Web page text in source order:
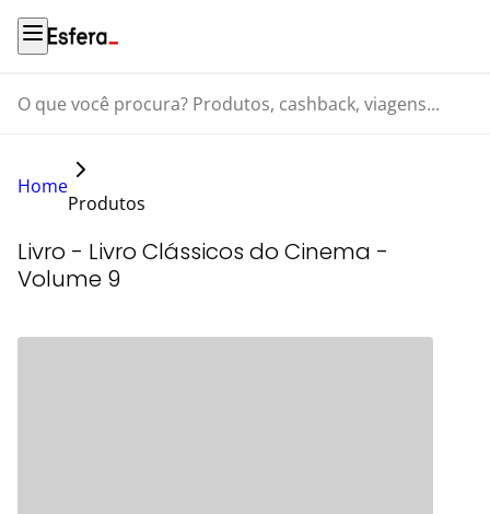
O que você procura? Produtos, cashback, viagens...
Home
Produtos
Livro - Livro Clássicos do Cinema -
Volume 9